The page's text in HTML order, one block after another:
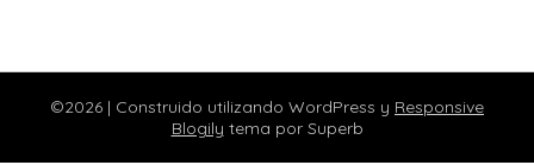
©2026 | Construido utilizando WordPress y Responsive
Blogily tema por Superb